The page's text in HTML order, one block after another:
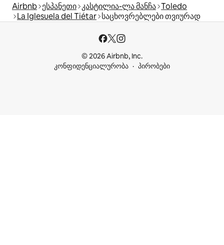
Airbnb ესპანეთი კასტილია-ლა მანჩა Toledo
La Iglesuela del Tiétar საცხოვრებლები თვიურად
© 2026 Airbnb, Inc.
კონფიდენციალურობა
პირობები